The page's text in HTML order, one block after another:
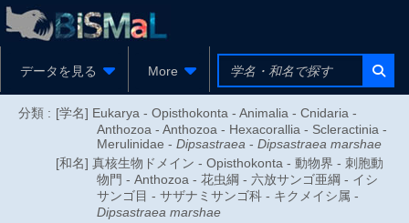
データを見る More
分類 : [学名] Eukarya - Opisthokonta - Animalia - Cnidaria -
Anthozoa - Anthozoa - Hexacorallia - Scleractinia -
Merulinidae - Dipsastraea - Dipsastraea marshae
[和名] 真核生物ドメイン - Opisthokonta - 動物界 - 刺胞動
物門 - Anthozoa - 花虫綱 - 六放サンゴ亜綱 - イシ
サンゴ目 - サザナミサンゴ科 - キクメイシ属 -
Dipsastraea marshae